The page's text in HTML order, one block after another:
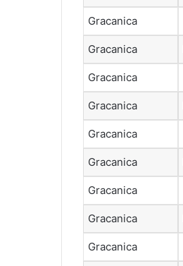
Gracanica
Gracanica
Gracanica
Gracanica
Gracanica
Gracanica
Gracanica
Gracanica
Gracanica